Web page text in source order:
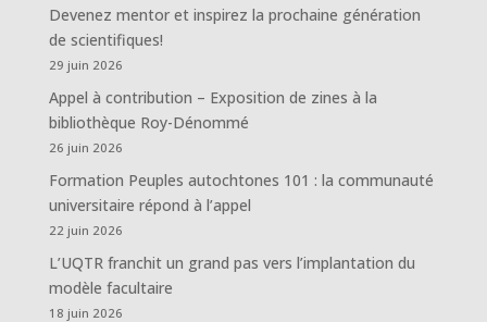
Devenez mentor et inspirez la prochaine génération
de scientifiques!
29 juin 2026
Appel à contribution – Exposition de zines à la
bibliothèque Roy-Dénommé
26 juin 2026
Formation Peuples autochtones 101 : la communauté
universitaire répond à l’appel
22 juin 2026
L’UQTR franchit un grand pas vers l’implantation du
modèle facultaire
18 juin 2026